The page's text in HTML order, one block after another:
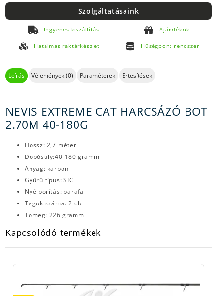
Szolgáltatásaink
Ingyenes kiszállítás Ajándékok
Hatalmas raktárkészlet Hűségpont rendszer
Leírás Vélemények (0) Paraméterek Értesítések
NEVIS EXTREME CAT HARCSÁZÓ BOT
2.70M 40-180G
Hossz: 2,7 méter
Dobósúly:40-180 gramm
Anyag: karbon
Gyűrű típus: SIC
Nyélborítás: parafa
Tagok száma: 2 db
Tömeg: 226 gramm
Kapcsolódó termékek